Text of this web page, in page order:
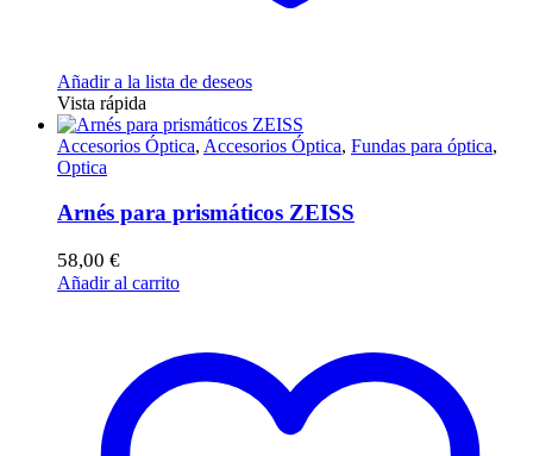
Añadir a la lista de deseos
Vista rápida
Accesorios Óptica, Accesorios Óptica, Fundas para óptica,
Optica
Arnés para prismáticos ZEISS
58,00 €
Añadir al carrito